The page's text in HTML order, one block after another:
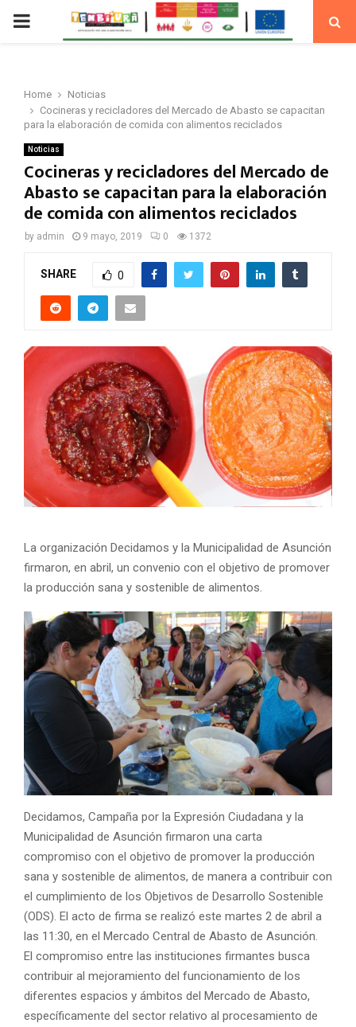
PRIMARY
Home
Noticias
Cocineras y recicladores del Mercado de Abasto se capacitan
para la elaboración de comida con alimentos reciclados
Noticias
Cocineras y recicladores del Mercado de
Abasto se capacitan para la elaboración
de comida con alimentos reciclados
by admin 9 mayo, 2019 0 1372
SHARE 0
La organización Decidamos y la Municipalidad de Asunción
firmaron, en abril, un convenio con el objetivo de promover
la producción sana y sostenible de alimentos.
Decidamos, Campaña por la Expresión Ciudadana y la
Municipalidad de Asunción firmaron una carta
compromiso con el objetivo de promover la producción
sana y sostenible de alimentos, de manera a contribuir con
el cumplimiento de los Objetivos de Desarrollo Sostenible
(ODS). El acto de firma se realizó este martes 2 de abril a
las 11:30, en el Mercado Central de Abasto de Asunción.
El compromiso entre las instituciones firmantes busca
contribuir al mejoramiento del funcionamiento de los
diferentes espacios y ámbitos del Mercado de Abasto,
específicamente del sector relativo al procesamiento de